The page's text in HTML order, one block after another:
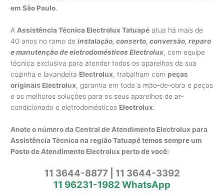
em São Paulo.
A Assistência Técnica Electrolux Tatuapé atua há mais de
40 anos no ramo deinstalação, conserto, conversão, reparo
e manutenção de eletrodomésticos Electrolux, com equipe
técnica exclusiva para atender todos os aparelhos da sua
cozinha e lavandeira Electrolux, trabalham com peças
originais Electrolux, garantia em toda a mão-de-obra e peças
e as melhores soluções para os seus aparelhos de ar-
condicionado e eletrodomésticos Electrolux.
Anote o número da Central de Atendimento Electrolux para
Assistência Técnica na região Tatuapé temos sempre um
Posto de Atendimento Electrolux perto de você:
11 3644-8877 | 11 3644-3392
11 96231-1982 WhatsApp